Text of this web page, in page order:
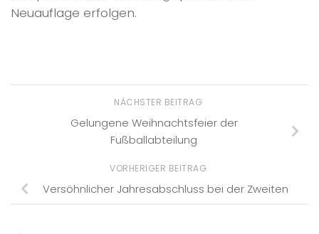
Neuauflage erfolgen.
NÄCHSTER BEITRAG
Gelungene Weihnachtsfeier der
Fußballabteilung
VORHERIGER BEITRAG
Versöhnlicher Jahresabschluss bei der Zweiten